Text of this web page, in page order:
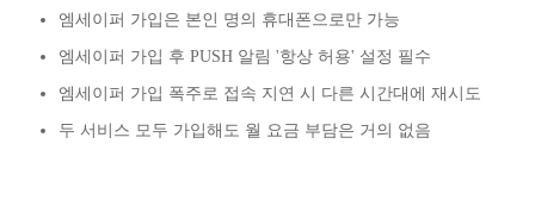
엠세이퍼 가입은 본인 명의 휴대폰으로만 가능
엠세이퍼 가입 후 PUSH 알림 '항상 허용' 설정 필수
엠세이퍼 가입 폭주로 접속 지연 시 다른 시간대에 재시도
두 서비스 모두 가입해도 월 요금 부담은 거의 없음